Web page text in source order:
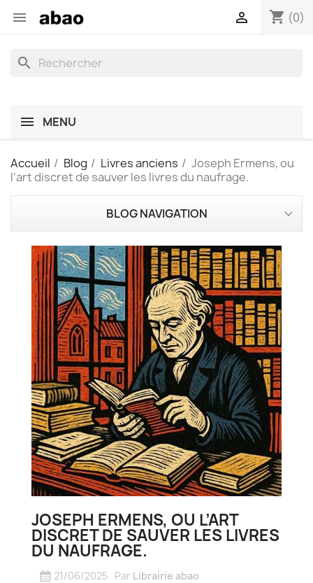
 shopping_cart (0)

search
MENU
Accueil Blog Livres anciens
Joseph Ermens, ou
l’art discret de sauver les livres du naufrage.
BLOG NAVIGATION
JOSEPH ERMENS, OU L’ART
DISCRET DE SAUVER LES LIVRES
DU NAUFRAGE.
21/06/2025 Par Librairie abao